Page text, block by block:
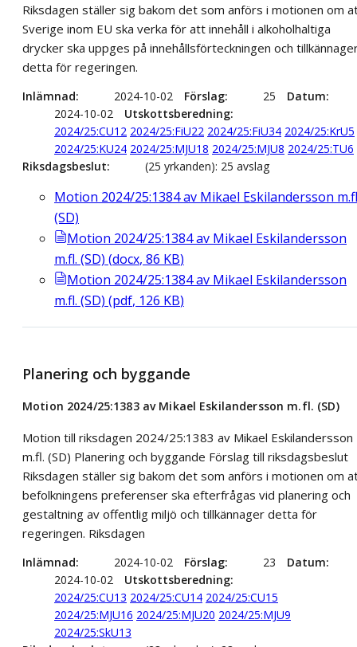
Riksdagen ställer sig bakom det som anförs i motionen om
Sverige inom EU ska verka för att innehåll i alkoholhaltiga
drycker ska uppges på innehållsförteckningen och
detta för regeringen.
Inlämnad 2024-10-02 Förslag 25
Datum
2024-10-02
Utskottsberedning
2024/25:CU12 2024/25:FiU22 2024/25:FiU34 2024/25:KrU5
2024/25:KU24 2024/25:MJU18 2024/25:MJU8 2024/25:TU6
Riksdagsbeslut
(25 yrkanden): 25 avslag
Motion 2024/25:1384 av Mikael Eskilandersson
(SD)
Motion 2024/25:1384 av Mikael Eskilandersson
m.fl. (SD) (docx, 86 KB)
Motion 2024/25:1384 av Mikael Eskilandersson
m.fl. (SD) (pdf, 126 KB)
Planering och byggande
Motion 2024/25:1383 av Mikael Eskilandersson m.fl. (SD)
Motion till riksdagen 2024/25:1383 av Mikael Eskilandersson
m.fl. (SD) Planering och byggande Förslag till riksdagsbeslut
Riksdagen ställer sig bakom det som anförs i motionen om
befolkningens preferenser ska efterfrågas vid planering och
gestaltning av offentlig miljö och tillkännager detta för
regeringen. Riksdagen
Inlämnad 2024-10-02 Förslag 23
Datum
2024-10-02
Utskottsberedning
2024/25:CU13 2024/25:CU14 2024/25:CU15
2024/25:MJU16 2024/25:MJU20 2024/25:MJU9
2024/25:SkU13